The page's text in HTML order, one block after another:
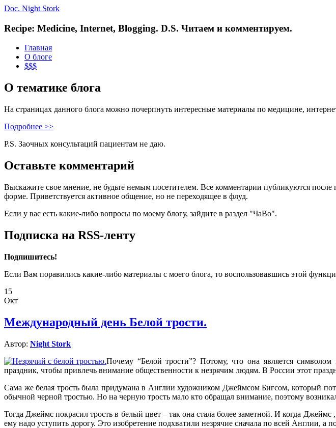
Doc. Night Stork
Recipe: Medicine, Internet, Blogging. D.S. Читаем и комментируем.
Главная
О блоге
$$$
О тематике блога
На страницах данного блога можно почерпнуть интересные материалы по медицине,
Подробнее >>
P.S. Заочных консультаций пациентам не даю.
Оставьте комментарий
Выскажите свое мнение, не будьте немым посетителем. Все комментарии публикуются
форме. Приветствуется активное общение, но не переходящее в флуд.
Если у вас есть какие-либо вопросы по моему блогу, зайдите в раздел "ЧаВо".
Подписка на RSS-ленту
Подпишитесь!
Если Вам поравились какие-либо материалы с моего блога, то воспользовавшись этой
15
Окт
Международный день Белой трости.
Автор: Night Stork
Почему “Белой трости”? Потому, что она является
праздник, чтобы привлечь внимание общественности к незрячим людям. В России этот
Сама же белая трость была придумана в Англии художником Джеймсом Бигсом, который
обычной черной тростью. Но на черную трость мало кто обращал внимание, поэтому
Тогда Джеймс покрасил трость в белый цвет – так она стала более заметной. И когда
ему надо уступить дорогу. Это изобретение подхватили незрячие сначала по всей Англии, а